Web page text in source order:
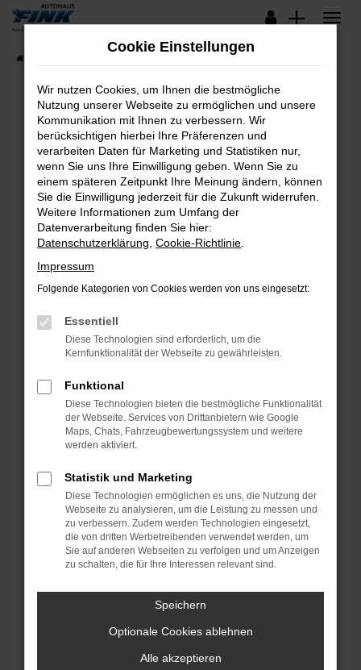
Zum
springen
Lagerfahrzeuge
Fehler: Network Error
Beim Laden ist ein Fehler aufgetreten.
Hier sind ein paar Tipps, die dir helfen können:
Überprüfe deine Firewall und deine
Internetverbindung.
Laden andere Webseiten, zum Beispiel deine
Suchmaschine?
Prüfe deine Browsererweiterungen.
können das Laden bestimmter Seiten
verhindern. Funktioniert die Seite in einem
anderen Browser oder in einem privaten
Starte dein Gerät neu.
Das kann manchmal helfen, vorübergehende
Probleme zu beheben.
Betriebssystem auf dem neuesten Stand
sind.
Veraltete Software birgt nicht nur ein
Sicherheitsrisiko, sondern kann auch dazu
führen, dass bestimmte Funktionen nicht mehr
unterstützt werden.
Wende dich an den Webseitenbetreiber.
Wenn du alle oben genannten Schritte versucht
hast, kontaktiere uns bitte. Wir werden
versuchen, das Problem zu beheben. Du kannst
uns diesen Text schicken, um uns bei der
Cookie Einstellungen
Wir nutzen Cookies, um Ihnen die bestmögliche
Nutzung unserer Webseite zu ermöglichen und unsere
Kommunikation mit Ihnen zu verbessern. Wir
berücksichtigen hierbei Ihre Präferenzen und
verarbeiten Daten für Marketing und Statistiken nur,
wenn Sie uns Ihre Einwilligung geben. Wenn Sie zu
einem späteren Zeitpunkt Ihre Meinung ändern, können
Sie die Einwilligung jederzeit für die Zukunft widerrufen.
Weitere Informationen zum Umfang der
Datenverarbeitung finden Sie hier:
Datenschutzerklärung Cookie-Richtlinie
Impressum
Folgende Kategorien von Cookies werden von uns eingesetzt:
Essentiell
Diese Technologien sind erforderlich, um die
Kernfunktionalität der Webseite zu gewährleisten.
Funktional
Diese Technologien bieten die bestmögliche Funktionalität
der Webseite. Services von Drittanbietern wie Google
Maps, Chats, Fahrzeugbewertungssystem und weitere
werden aktiviert.
Statistik und Marketing
Diese Technologien ermöglichen es uns, die Nutzung der
Webseite zu analysieren, um die Leistung zu messen und
zu verbessern. Zudem werden Technologien eingesetzt,
die von dritten Werbetreibenden verwendet werden, um
Sie auf anderen Webseiten zu verfolgen und um Anzeigen
zu schalten, die für Ihre Interessen relevant sind.
Speichern
Optionale Cookies ablehnen
Alle akzeptieren